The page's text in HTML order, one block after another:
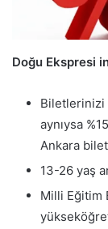
Doğu Ekspresi
Biletlerinizi
aynıysa
Ankara
13-26 yaş
Milli Eğitim